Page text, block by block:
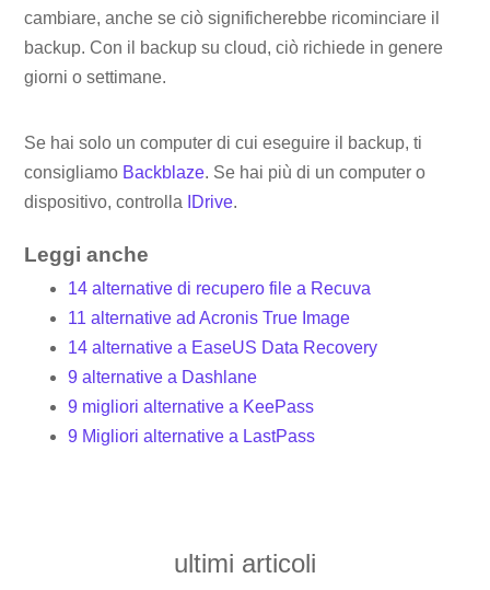
cambiare, anche se ciò significherebbe ricominciare il
backup. Con il backup su cloud, ciò richiede in genere
giorni o settimane.
Se hai solo un computer di cui eseguire il backup, ti
consigliamo Backblaze. Se hai più di un computer o
dispositivo, controlla
IDrive.
Leggi anche
14 alternative di recupero file a Recuva
11 alternative ad Acronis True Image
14 alternative a EaseUS Data Recovery
9 alternative a Dashlane
9 migliori alternative a KeePass
9 Migliori alternative a LastPass
ultimi articoli